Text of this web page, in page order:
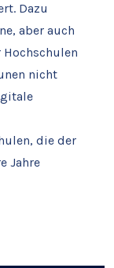
Dazu
aber auch
nicht
die der
Jahre